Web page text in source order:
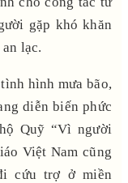
gặp khó khăn
lạc.
hình mưa bão,
diễn biến phức
Quỹ “Vì người
Việt Nam cũng
cứu trợ ở miền